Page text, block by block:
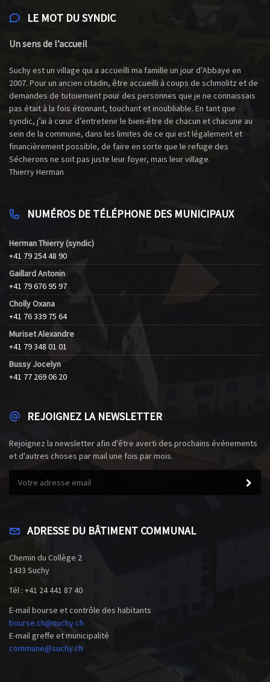
LE MOT DU SYNDIC
Un sens de l’accueil
Suchy est un village qui a accueilli ma famille un jour d’Abbaye en
2007. Pour un ancien citadin, être accueilli à coups de schmolitz et de
demandes de tutoiement pour des personnes que je ne connaissais
pas était à la fois étonnant, touchant et inoubliable. En tant que
syndic, j’ai à cœur d’entretenir le bien-être de chacun et chacune au
sein de la commune, dans les limites de ce qui est légalement et
financièrement possible, de faire en sorte que le refuge des
Sécherons ne soit pas juste leur foyer, mais leur village.
Thierry Herman
NUMÉROS DE TÉLÉPHONE DES MUNICIPAUX
Herman Thierry (syndic)
+41 79 254 48 90
Gaillard Antonin
+41 79 676 95 97
Cholly Oxana
+41 76 339 75 64
Muriset Alexandre
+41 79 348 01 01
Bussy Jocelyn
+41 77 269 06 20
REJOIGNEZ LA NEWSLETTER
Rejoignez la newsletter afin d'être averti des prochains événements
et d'autres choses par mail une fois par mois.
ADRESSE DU BÂTIMENT COMMUNAL
Chemin du Collège 2
1433 Suchy
Tél : +41 24 441 87 40
E-mail bourse et contrôle des habitants
bourse.ch@suchy.ch
E-mail greffe et municipalité
commune@suchy.ch